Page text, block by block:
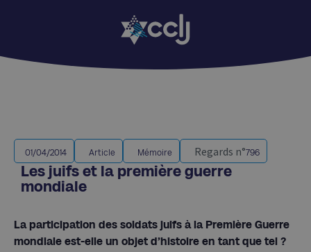
01/04/2014 Article Mémoire Regards n°796
Les juifs et la première guerre
mondiale
La participation des soldats juifs à la Première Guerre
mondiale est-elle un objet d’histoire en tant que tel ?